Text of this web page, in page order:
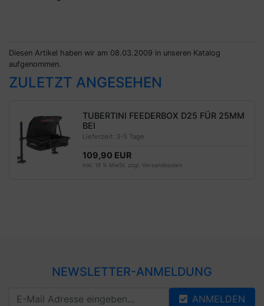
Diesen Artikel haben wir am 08.03.2009 in unseren Katalog
aufgenommen.
ZULETZT ANGESEHEN
TUBERTINI FEEDERBOX D25 FÜR 25MM
BEI
Lieferzeit: 3-5 Tage
109,90 EUR
inkl. 19 % MwSt. zzgl. Versandkosten
NEWSLETTER-ANMELDUNG
ANMELDEN